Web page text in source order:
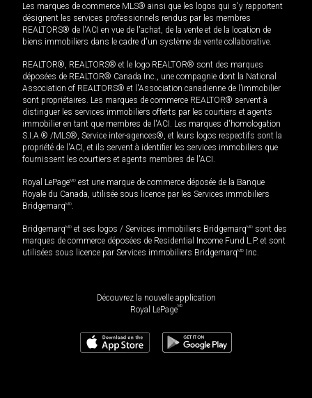
Les marques de commerce MLS® ainsi que les logos qui s'y rapportent
désignent les services professionnels rendus par les membres
REALTORS® de l'ACI en vue de l'achat, de la vente et de la location de
biens immobiliers dans le cadre d'un système de vente collaborative.
REALTOR®, REALTORS® et le logo REALTOR® sont des marques
déposées de REALTOR® Canada Inc., une compagnie dont la National
Association of REALTORS® et l'Association canadienne de l’immobilier
sont propriétaires. Les marques de commerce REALTOR® servent à
distinguer les services immobiliers offerts par les courtiers et agents
immobilier en tant que membres de l'ACI. Les marques d'homologation
S.I.A.® /MLS®, Service inter-agences®, et leurs logos respectifs sont la
propriété de l'ACI, et ils servent à identifier les services immobiliers que
fournissent les courtiers et agents membres de l'ACI.
Royal LePageMD est une marque de commerce déposée de la Banque
Royale du Canada, utilisée sous licence par les Services immobiliers
BridgemarqMD.
BridgemarqMD et ses logos / Services immobiliers BridgemarqMD sont des
marques de commerce déposées de Residential Income Fund L.P. et sont
utilisées sous licence par Services immobiliers BridgemarqMD Inc.
Découvrez la nouvelle application
Royal LePageMD